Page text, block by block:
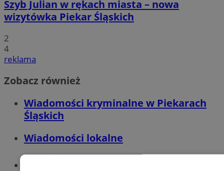
Szyb Julian w rękach miasta – nowa
wizytówka Piekar Śląskich
2
4
reklama
Zobacz również
Wiadomości kryminalne w Piekarach
Śląskich
Wiadomości lokalne